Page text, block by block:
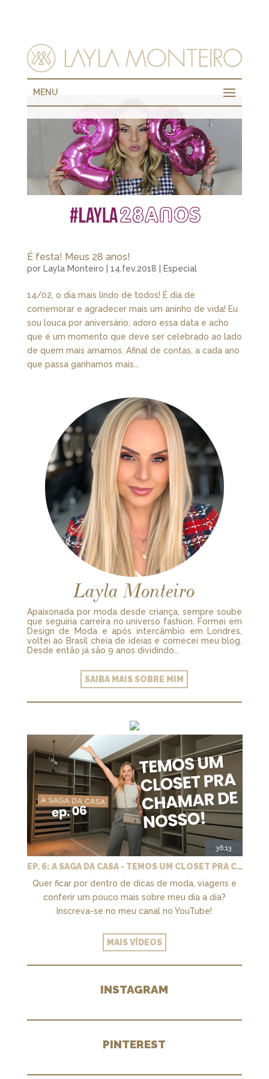
MENU
É festa! Meus 28 anos!
por Layla Monteiro 14.fev.2018 Especial
14/02, o dia mais lindo de todos! É dia de
comemorar e agradecer mais um aninho de vida! Eu
sou louca por aniversário, adoro essa data e acho
que é um momento que deve ser celebrado ao lado
de quem mais amamos. Afinal de contas, a cada ano
que passa ganhamos mais...
Layla Monteiro
Apaixonada por moda desde criança, sempre soube
que seguiria carreira no universo fashion. Formei em
Design de Moda e após intercâmbio em Londres,
voltei ao Brasil cheia de ideias e comecei meu blog.
Desde então já são 9 anos dividindo...
SAIBA MAIS SOBRE MIM
36:13
EP. 6: A SAGA DA CASA - TEMOS UM CLOSET PRA CHAMAR DE NOSSO + MARCENARIA E PAISAGISMO
Quer ficar por dentro de dicas de moda, viagens e
conferir um pouco mais sobre meu dia a dia?
Inscreva-se no meu canal no YouTube!
MAIS VÍDEOS
INSTAGRAM
PINTEREST